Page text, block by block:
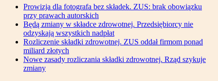
Prowizja dla fotografa bez składek. ZUS: brak obowiązku
przy prawach autorskich
Będą zmiany w składce zdrowotnej. Przedsiębiorcy nie
odzyskają wszystkich nadpłat
Rozliczenie składki zdrowotnej. ZUS oddał firmom ponad
miliard złotych
Nowe zasady rozliczania składki zdrowotnej. Rząd szykuje
zmiany